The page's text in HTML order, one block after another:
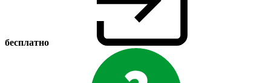
бесплатно